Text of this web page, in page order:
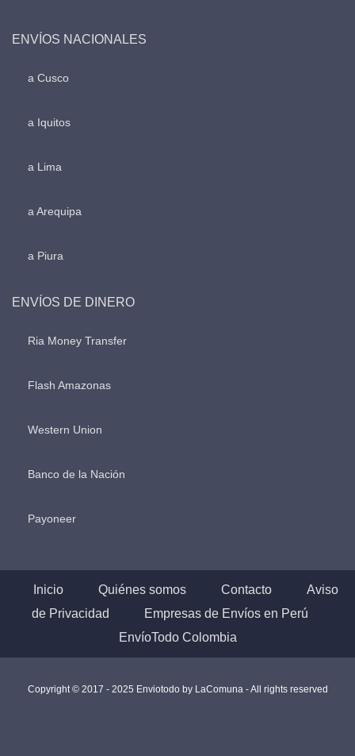
ENVÍOS NACIONALES
a Cusco
a Iquitos
a Lima
a Arequipa
a Piura
ENVÍOS DE DINERO
Ria Money Transfer
Flash Amazonas
Western Union
Banco de la Nación
Payoneer
Inicio Quiénes somos Contacto
Aviso
de Privacidad
Empresas de Envíos en Perú
EnvíoTodo Colombia
Copyright © 2017 - 2025 Enviotodo by LaComuna- All rights reserved